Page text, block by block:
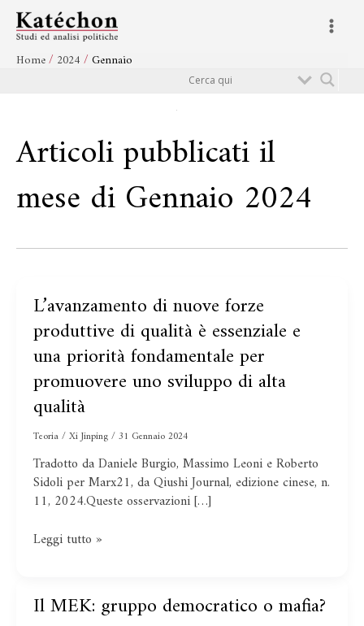
contenuto
Main
Home 2024 Gennaio
Articoli pubblicati il
mese di Gennaio 2024
L’avanzamento di nuove forze
produttive di qualità è essenziale e
una priorità fondamentale per
promuovere uno sviluppo di alta
qualità
Teoria/Xi Jinping/31 Gennaio 2024
Tradotto da Daniele Burgio, Massimo Leoni e Roberto
Sidoli per Marx21, da Qiushi Journal, edizione cinese, n.
11, 2024.Queste osservazioni […]
L’avanzamento
nuove
forze
produttive
di
qualità
è
essenziale
e
una
priorità
per
sviluppo
Leggi tutto »
Il MEK: gruppo democratico o mafia?
Il